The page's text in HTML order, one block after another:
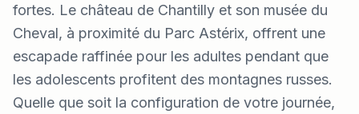
fortes. Le château de Chantilly et son musée du
Cheval, à proximité du Parc Astérix, offrent une
escapade raffinée pour les adultes pendant que
les adolescents profitent des montagnes russes.
Quelle que soit la configuration de votre journée,